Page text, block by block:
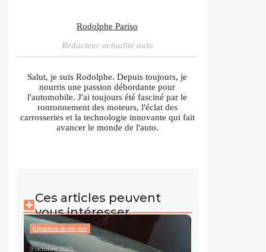
Rodolphe Pariso
Rédacteur actualité auto
Salut, je suis Rodolphe. Depuis toujours, je
nourris une passion débordante pour
l'automobile. J'ai toujours été fasciné par le
ronronnement des moteurs, l'éclat des
carrosseries et la technologie innovante qui fait
avancer le monde de l'auto.
Ces articles peuvent
vous intéresser
Réparation de son auto
9 octobre 2025